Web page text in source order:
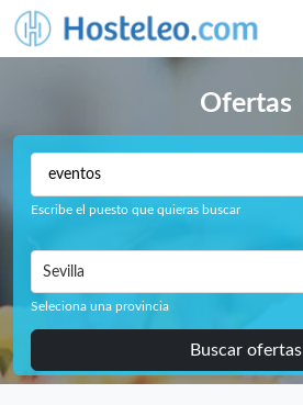
Ofertas
Escribe el puesto que quieras buscar
Sevilla
Seleciona una provincia
Buscar ofertas